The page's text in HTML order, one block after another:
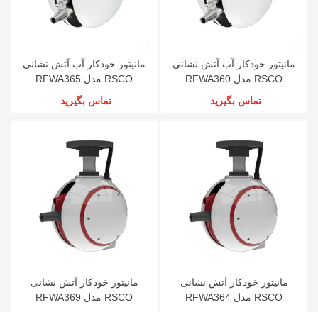
مانیتور خودکار آب آتش نشانی
RSCO مدل RFWA360
تماس بگیرید
مانیتور خودکار آب آتش نشانی
RSCO مدل RFWA365
تماس بگیرید
مانیتور خودکار آتش نشانی
RSCO مدل RFWA364
مانیتور خودکار آتش نشانی
RSCO مدل RFWA369